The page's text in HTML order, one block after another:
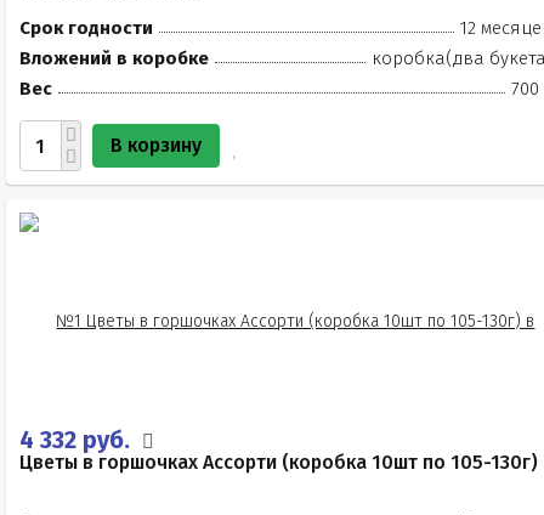
Срок годности
12
Вложений в коробке
коробка(два
Вес
700
В корзину
4 332 руб.
Цветы в горшочках Ассорти (коробка 10шт по 105-130г)